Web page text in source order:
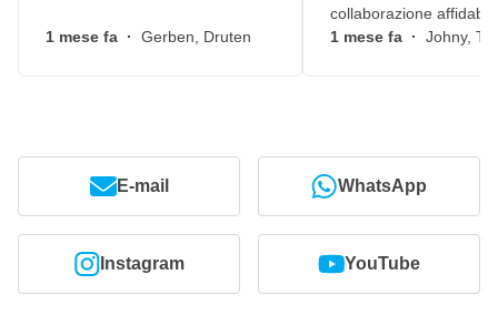
1 mese fa · Gerben, Druten
collaborazione
1 mese fa · Johny,
E-mail WhatsApp
Instagram YouTube